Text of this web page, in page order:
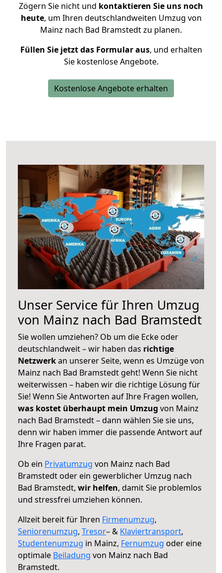
Zögern Sie nicht und kontaktieren Sie uns noch
heute, um Ihren deutschlandweiten Umzug von
Mainz nach Bad Bramstedt zu planen.
Füllen Sie jetzt das Formular aus, und erhalten
Sie kostenlose Angebote.
Kostenlose Angebote erhalten
Unser Service für Ihren Umzug
von Mainz nach Bad Bramstedt
Sie wollen umziehen? Ob um die Ecke oder
deutschlandweit – wir haben das richtige
Netzwerkan unserer Seite, wenn es Umzüge von
Mainz nach Bad Bramstedt geht! Wenn Sie nicht
weiterwissen – haben wir die richtige Lösung für
Sie! Wenn Sie Antworten auf Ihre Fragen wollen,
was kostet überhaupt mein Umzug von Mainz
nach Bad Bramstedt – dann wählen Sie sie uns,
denn wir haben immer die passende Antwort auf
Ihre Fragen parat.
Ob ein Privatumzug von Mainz nach Bad
Bramstedt oder ein gewerblicher Umzug nach
Bad Bramstedt, wir helfen, damit Sie problemlos
und stressfrei umziehen können.
Allzeit bereit für Ihren Firmenumzug,
Seniorenumzug, Tresor– & Klaviertransport,
Studentenumzug in Mainz, Fernumzug oder eine
optimale Beiladung von Mainz nach Bad
Bramstedt.